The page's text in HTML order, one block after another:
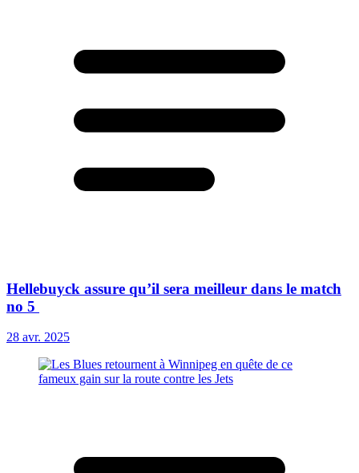
Hellebuyck assure qu’il sera meilleur dans le match
no 5
28 avr. 2025